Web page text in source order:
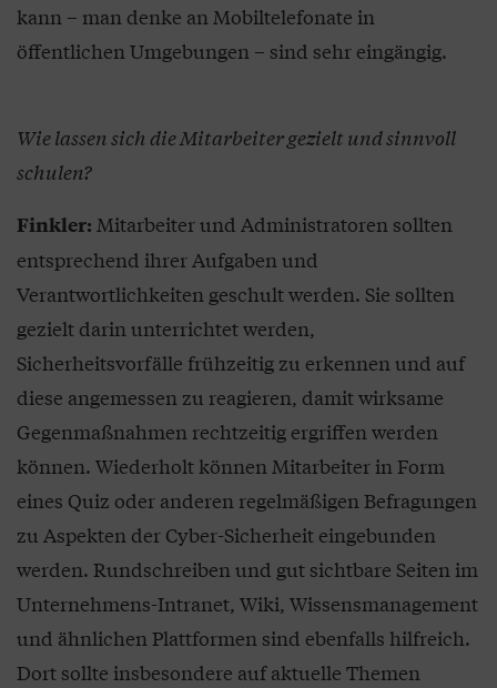
kann – man denke an Mobiltelefonate in
öffentlichen Umgebungen – sind sehr eingängig.
Wie lassen sich die Mitarbeiter gezielt und sinnvoll
schulen?
Finkler: Mitarbeiter und Administratoren sollten
entsprechend ihrer Aufgaben und
Verantwortlichkeiten geschult werden. Sie sollten
gezielt darin unterrichtet werden,
Sicherheitsvorfälle frühzeitig zu erkennen und auf
diese angemessen zu reagieren, damit wirksame
Gegenmaßnahmen rechtzeitig ergriffen werden
können. Wiederholt können Mitarbeiter in Form
eines Quiz oder anderen regelmäßigen Befragungen
zu Aspekten der Cyber-Sicherheit eingebunden
werden. Rundschreiben und gut sichtbare Seiten im
Unternehmens-Intranet, Wiki, Wissensmanagement
und ähnlichen Plattformen sind ebenfalls hilfreich.
Dort sollte insbesondere auf aktuelle Themen